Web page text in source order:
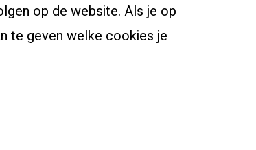
op de website. Als je op
te geven welke cookies je